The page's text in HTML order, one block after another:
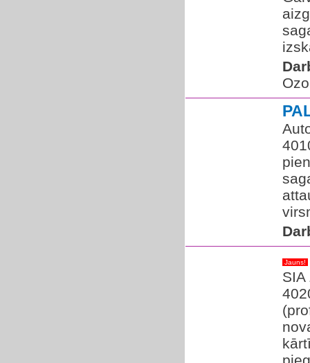
Jauns!